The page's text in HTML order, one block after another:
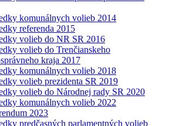
komunálnych volieb 2014
referenda 2015
volieb do NR SR 2016
volieb do Trenčianskeho
kraja 2017
komunálnych volieb 2018
volieb prezidenta SR 2019
volieb do Národnej rady SR 2020
komunálnych volieb 2022
2023
predčasných parlamentných volieb